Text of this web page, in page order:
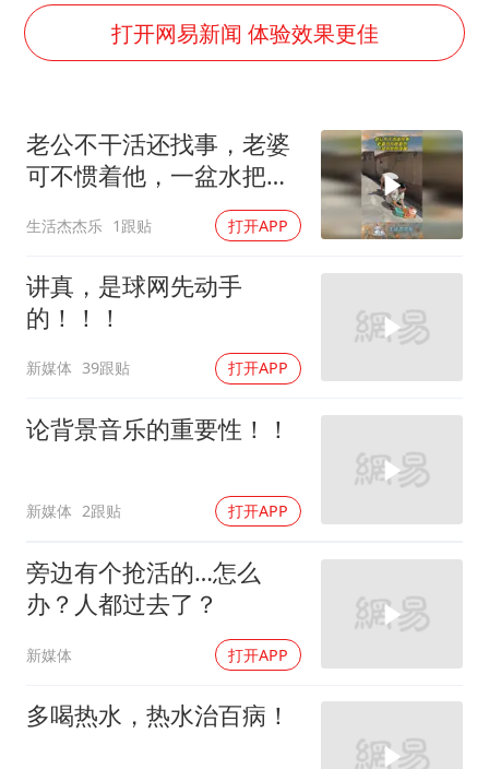
台风灿鸿未来对中国无影响
985博士后被曝在妻子孕期出轨后续
如何把百年大党建设得更加坚强有力？
打开网易新闻 体验效果更佳
老公不干活还找事，老婆
可不惯着他，一盆水把他
生活杰杰乐 1跟贴 打开APP
讲真，是球网先动手
的！！！
新媒体 39跟贴 打开APP
论背景音乐的重要性！！
新媒体 2跟贴 打开APP
旁边有个抢活的…怎么
办？人都过去了？
新媒体 打开APP
多喝热水，热水治百病！